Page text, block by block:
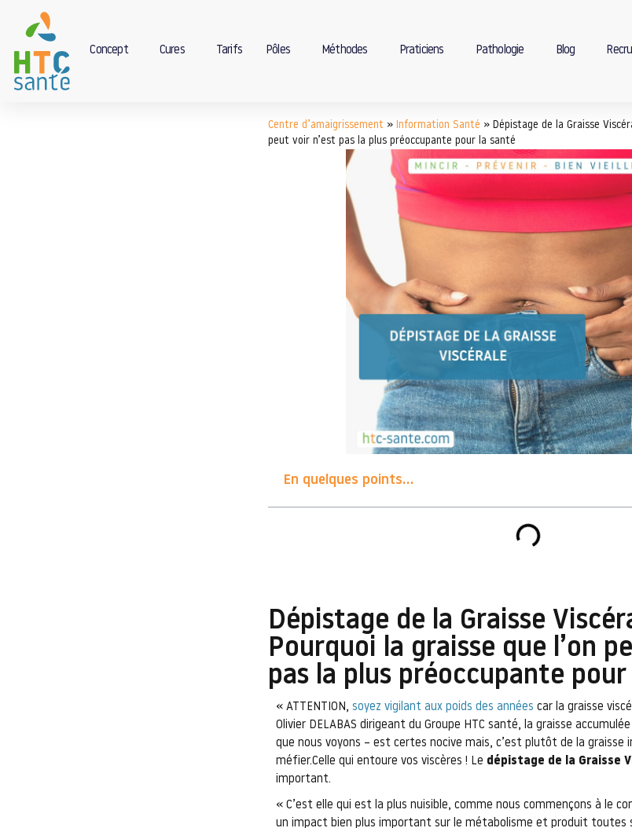
Concept Cures Tarifs Pôles Méthodes Praticiens Pathologie Blog
Centre d’amaigrissement » Information Santé » Dépistage de la Graisse
peut voir n’est pas la plus préoccupante pour la santé
En quelques points...
Dépistage de la Graisse
Pourquoi la graisse que l’on
pas la plus préoccupante
« ATTENTION, soyez vigilant aux poids des années car la graisse
Olivier DELABAS dirigeant du Groupe HTC santé, la graisse
que nous voyons – est certes nocive mais, c’est plutôt de la graisse
méfier.Celle qui entoure vos viscères ! Le dépistage de la Graisse
important.
« C’est elle qui est la plus nuisible, comme nous commençons à le
un impact bien plus important sur le métabolisme et produit